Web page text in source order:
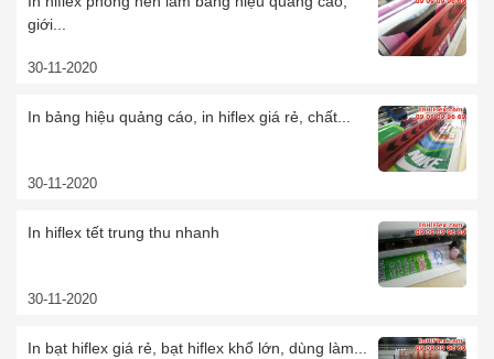
giới...
30-11-2020
In bảng hiệu quảng cáo, in hiflex giá rẻ, chất...
30-11-2020
In hiflex tết trung thu nhanh
30-11-2020
In bạt hiflex giá rẻ, bạt hiflex khổ lớn, dùng làm...